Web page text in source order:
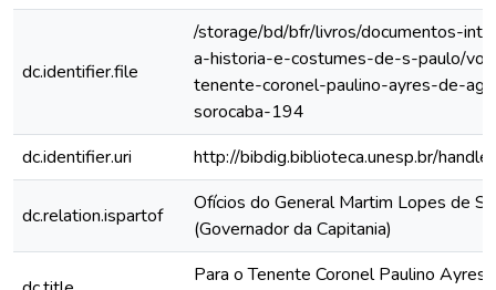
dc.identifier.file
/storage/bd/bfr/livros/documentos-
a-historia-e-costumes-de-s-paulo/
tenente-coronel-paulino-ayres-de-
sorocaba-194
dc.identifier.uri
http://bibdig.biblioteca.unesp.br/
dc.relation.ispartof
Ofícios do General Martim Lopes de
(Governador da Capitania)
Para o Tenente Coronel Paulino Ayres